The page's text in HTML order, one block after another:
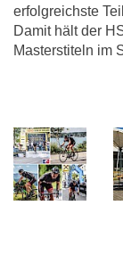
erfolgreichste
Damit hält der
Masterstiteln im